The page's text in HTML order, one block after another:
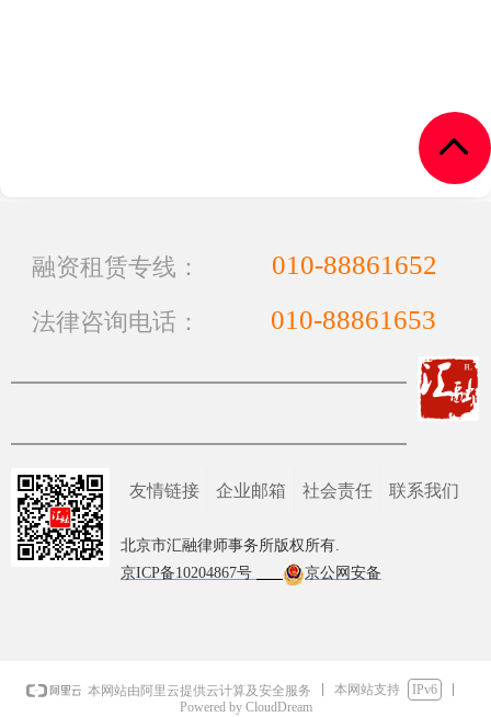
넴
融资租赁专线： 010-88861652
法律咨询电话： 010-88861653
友情链接 企业邮箱 社会责任 联系我们
北京市汇融律师事务所版权所有.
京ICP备10204867号
京公网安备
本网站由阿里云提供云计算及安全服务 本网站支持
IPv6
Powered by CloudDream